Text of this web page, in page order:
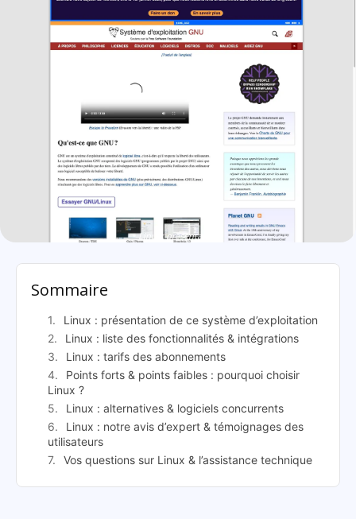
Linux: présentation
Sommaire
Linux : présentation de ce système d’exploitation
Linux : liste des fonctionnalités & intégrations
Linux : tarifs des abonnements
Points forts & points faibles : pourquoi choisir
Linux ?
Linux : alternatives & logiciels concurrents
Linux : notre avis d’expert & témoignages des
utilisateurs
Vos questions sur Linux & l’assistance technique